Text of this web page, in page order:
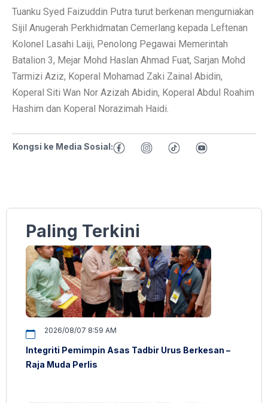
Tuanku Syed Faizuddin Putra turut berkenan mengurniakan
Sijil Anugerah Perkhidmatan Cemerlang kepada Leftenan
Kolonel Lasahi Laiji, Penolong Pegawai Memerintah
Batalion 3, Mejar Mohd Haslan Ahmad Fuat, Sarjan Mohd
Tarmizi Aziz, Koperal Mohamad Zaki Zainal Abidin,
Koperal Siti Wan Nor Azizah Abidin, Koperal Abdul Roahim
Hashim dan Koperal Norazimah Haidi.
Kongsi ke Media Sosial:
Paling Terkini
2026/08/07 8:59 AM
Integriti Pemimpin Asas Tadbir Urus Berkesan –
Raja Muda Perlis